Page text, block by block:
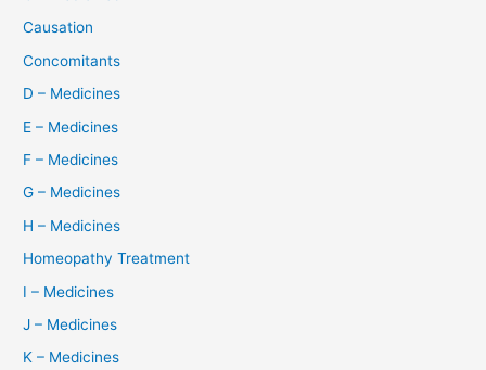
Causation
Concomitants
D – Medicines
E – Medicines
F – Medicines
G – Medicines
H – Medicines
Homeopathy Treatment
I – Medicines
J – Medicines
K – Medicines